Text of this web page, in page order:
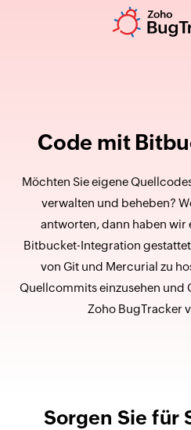
Code mit
Möchten Sie eigene
verwalten und beheben?
antworten, dann haben wir
Bitbucket-Integration
von Git und Mercurial zu
Quellcommits einzusehen und
Zoho BugTracker
Sorgen Sie für